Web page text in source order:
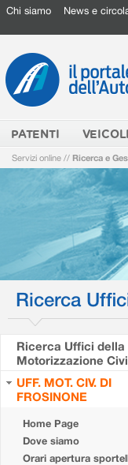
Chi siamo News e
PATENTI VEICOLI
Servizi online // Ricerca e
Ricerca
Ricerca Uffici della
Motorizzazione
UFF. MOT. CIV. DI
FROSINONE
Home Page
Dove siamo
Orari apertura